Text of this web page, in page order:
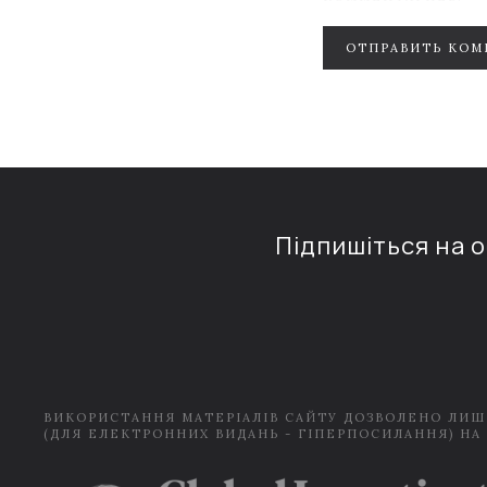
ОТПРАВИТЬ
Підпишіться на
ВИКОРИСТАННЯ МАТЕРІАЛІВ САЙТУ ДОЗВОЛЕНО
(ДЛЯ ЕЛЕКТРОННИХ ВИДАНЬ - ГІПЕРПОСИЛАННЯ) НА